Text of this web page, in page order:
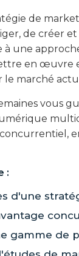
de
de créer
à une
en œuvre
le marché
vous
:
d'une
gamme de